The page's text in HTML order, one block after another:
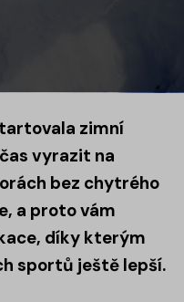
zimní
vyrazit na
bez chytrého
a proto vám
díky kterým
sportů ještě lepší.